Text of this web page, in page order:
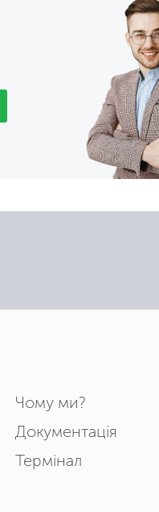
Чому ми?
Документація
Термінал